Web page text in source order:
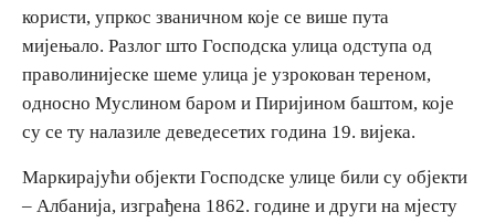
Видео
E-Brochure
Откриј Српску
користи, упркос званичном које се више пута
мијењало. Разлог што Господска улица одступа од
праволинијеске шеме улица је узрокован тереном,
односно Муслином баром и Пиријином баштом, које
су се ту налазиле деведесетих година 19. вијека.
Маркирајући објекти Господске улице били су објекти
– Албанија, изграђена 1862. године и други на мјесту